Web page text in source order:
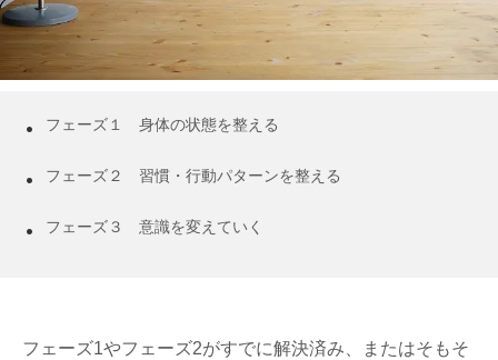
フェーズ１ 身体の状態を整える
フェーズ２ 習慣・行動パターンを整える
フェーズ３ 意識を変えていく
フェーズ1やフェーズ2がすでに解決済み、またはそもそ